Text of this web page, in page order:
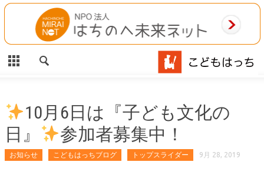
CLOSE
HOME
施設案内
相談事業
MAP
10月6日は『子ども文化の
日』
参加者募集中！
お知らせ こどもはっちブログ トップスライダー 9月 28, 2019